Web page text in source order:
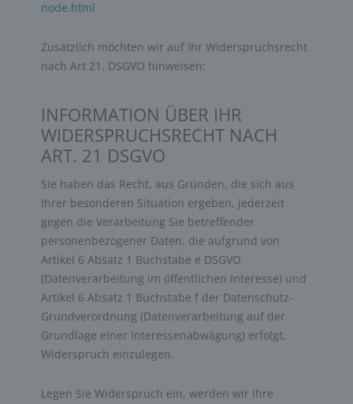
node.html
Zusätzlich möchten wir auf Ihr Widerspruchsrecht
nach Art 21. DSGVO hinweisen:
INFORMATION ÜBER IHR
WIDERSPRUCHSRECHT NACH
ART. 21 DSGVO
Sie haben das Recht, aus Gründen, die sich aus
Ihrer besonderen Situation ergeben, jederzeit
gegen die Verarbeitung Sie betreffender
personenbezogener Daten, die aufgrund von
Artikel 6 Absatz 1 Buchstabe e DSGVO
(Datenverarbeitung im öffentlichen Interesse) und
Artikel 6 Absatz 1 Buchstabe f der Datenschutz-
Grundverordnung (Datenverarbeitung auf der
Grundlage einer Interessenabwägung) erfolgt,
Widerspruch einzulegen.
Legen Sie Widerspruch ein, werden wir Ihre